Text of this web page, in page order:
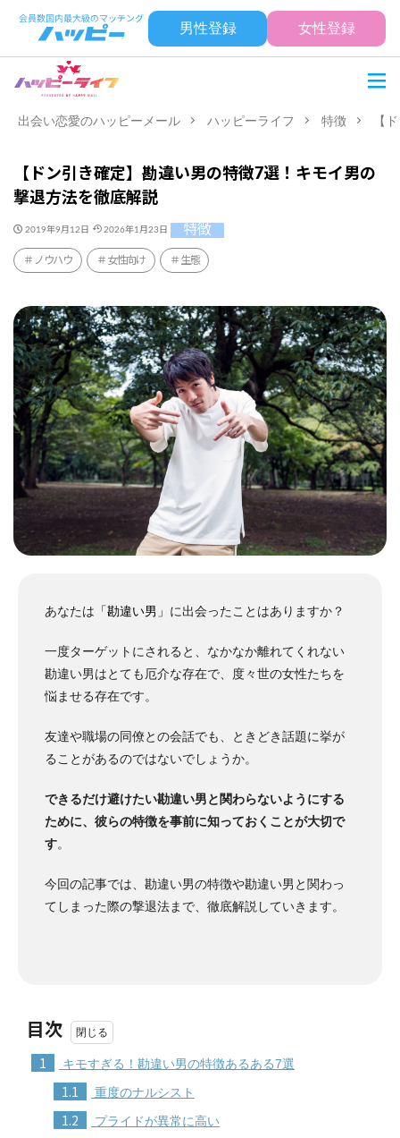
男性登録 女性登録
出会い恋愛のハッピーメール ハッピーライフ 特徴 【
【ドン引き確定】勘違い男の特徴7選！キモイ男の
撃退方法を徹底解説
2019年9月12日 2026年1月23日 特徴
ノウハウ 女性向け 生態
あなたは 「勘違い男」 に出会ったことはありますか？
一度ターゲットにされると、なかなか離れてくれない
勘違い男はとても厄介な存在で、度々世の女性たちを
悩ませる存在です。
友達や職場の同僚との会話でも、ときどき話題に挙が
ることがあるのではないでしょうか。
できるだけ避けたい勘違い男と関わらないようにする
ために、彼らの特徴を事前に知っておくことが大切で
す。
今回の記事では、勘違い男の特徴や勘違い男と関わっ
てしまった際の撃退法まで、徹底解説していきます。
目次
1 キモすぎる！勘違い男の特徴あるある7選
1.1 重度のナルシスト
1.2 プライドが異常に高い